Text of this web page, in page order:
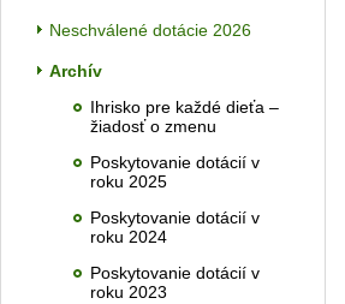
Neschválené dotácie 2026
Archív
Ihrisko pre každé dieťa –
žiadosť o zmenu
Poskytovanie dotácií v
roku 2025
Poskytovanie dotácií v
roku 2024
Poskytovanie dotácií v
roku 2023